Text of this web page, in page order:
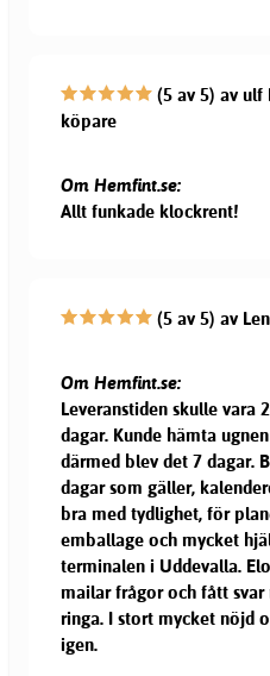
(5 av 5) av ulf
köpare
Om Hemfint.se:
Allt funkade klockrent!
(5 av 5) av
Om Hemfint.se:
Leveranstiden skulle vara
dagar. Kunde hämta
därmed blev det 7 dagar.
dagar som gäller,
bra med tydlighet, för
emballage och mycket
terminalen i Uddevalla.
mailar frågor och fått
ringa. I stort mycket nöjd
igen.